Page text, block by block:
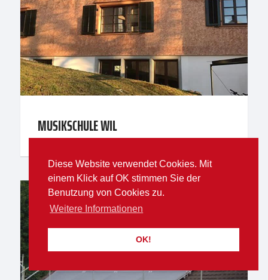
Diese Website verwendet Cookies. Mit
einem Klick auf OK stimmen Sie der
Benutzung von Cookies zu.
Weitere Informationen
OK!
MUSIKSCHULE WIL